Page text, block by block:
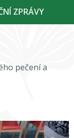
ZPRÁVY
pečení a